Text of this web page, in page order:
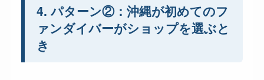
4. パターン②：沖縄が初めてのフ
ァンダイバーがショップを選ぶと
き